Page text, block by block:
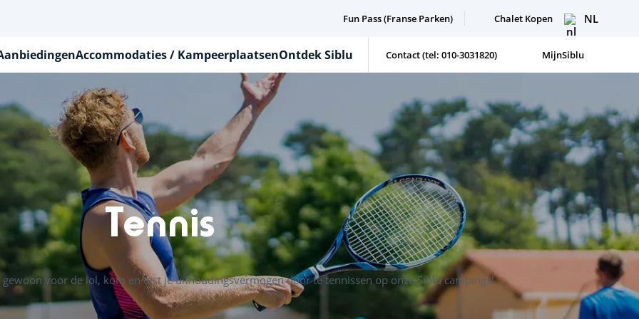
Fun Pass (Franse Parken) Chalet Kopen NL
Accommodaties / KampeerplaatsenOntdek Siblu Contact (tel: 010-3031820) MijnSiblu
Tennis
voor de lol, kom en test je uithoudingsvermogen door te tennissen op onze Siblu campings!